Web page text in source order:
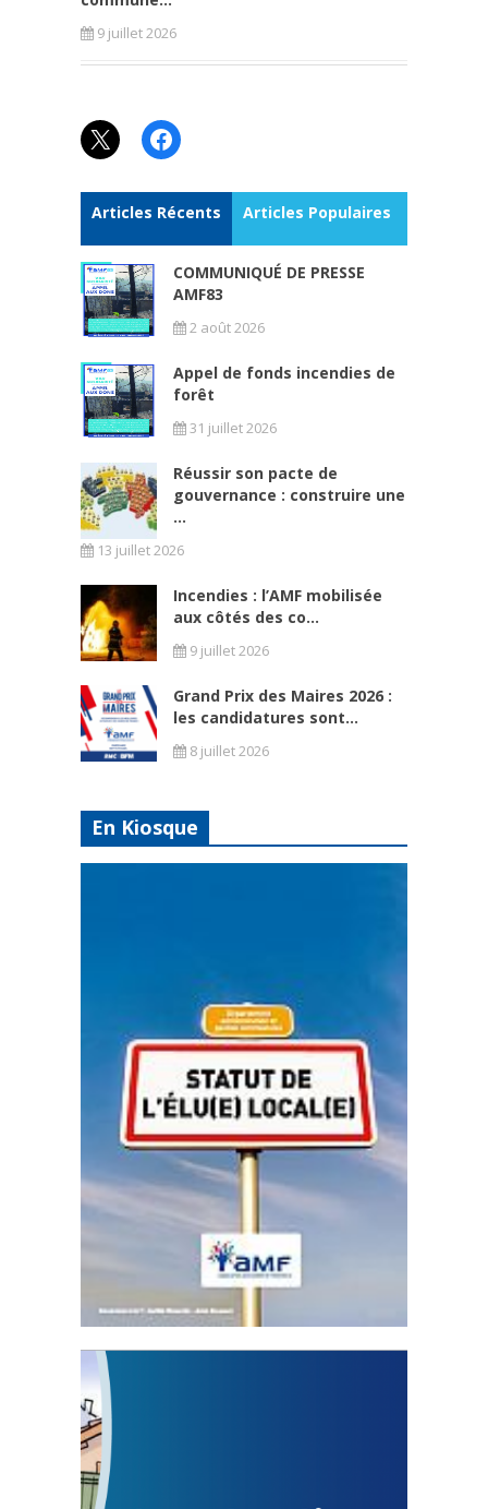
9 juillet 2026
X Facebook
Articles Récents Articles Populaires
COMMUNIQUÉ DE PRESSE
AMF83
2 août 2026
Appel de fonds incendies de
forêt
31 juillet 2026
Réussir son pacte de
gouvernance : construire une
...
13 juillet 2026
Incendies : l’AMF mobilisée
aux côtés des co...
9 juillet 2026
Grand Prix des Maires 2026 :
les candidatures sont...
8 juillet 2026
En Kiosque
Statut de l’élu local
3 avril 2024
Mise à jour avril 2024
FEUILLETER